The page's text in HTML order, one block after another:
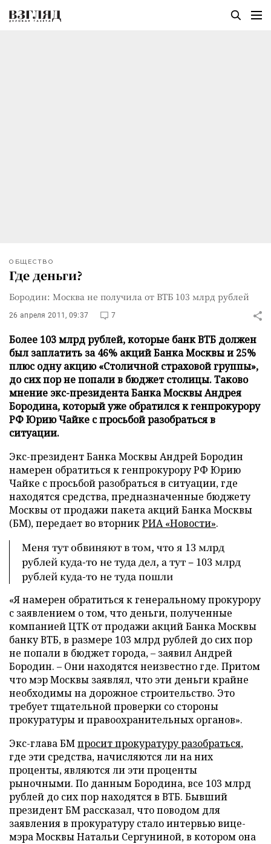
ОБЩЕСТВО
Где деньги?
Бородин: Москва не получила от ВТБ 103 млрд рублей
26 апреля 2011, 09:37 7
Более 103 млрд рублей, которые банк ВТБ должен
был заплатить за 46% акций Банка Москвы и 25%
плюс одну акцию «Столичной страховой группы»,
до сих пор не попали в бюджет столицы. Таково
мнение экс-президента Банка Москвы Андрея
Бородина, который уже обратился к генпрокурору
РФ Юрию Чайке с просьбой разобраться в
ситуации.
Экс-президент Банка Москвы Андрей Бородин
намерен обратиться к генпрокурору РФ Юрию
Чайке с просьбой разобраться в ситуации, где
находятся средства, предназначенные бюджету
Москвы от продажи пакета акций Банка Москвы
(БМ), передает во вторникРИА «Новости».
Меня тут обвиняют в том, что я 13 млрд
рублей куда-то не туда дел, а тут – 103 млрд
рублей куда-то не туда пошли
«Я намерен обратиться к генеральному прокурору
с заявлением о том, что деньги, полученные
компанией ЦТК от продажи акций Банка Москвы
банку ВТБ, в размере 103 млрд рублей до сих пор
не попали в бюджет города, – заявил Андрей
Бородин. – Они находятся неизвестно где. Притом
что мэр Москвы заявлял, что эти деньги крайне
необходимы на дорожное строительство. Это
требует тщательной проверки со стороны
прокуратуры и правоохранительных органов».
Экс-глава БМпросит прокуратуру разобраться,
где эти средства, начисляются ли на них
проценты, являются ли эти проценты
рыночными. По данным Бородина, все 103 млрд
рублей до сих пор находятся в ВТБ. Бывший
президент БМ рассказал, что поводом для
заявления в прокуратуру стало интервью вице-
мэра Москвы Натальи Сергуниной, в котором она